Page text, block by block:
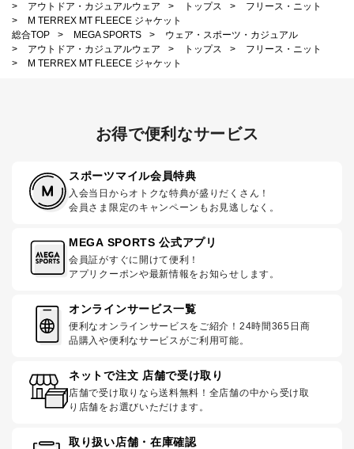
>
アウトドア・カジュアルウェア > トップス >
フリース・ニット
>
M TERREX MT FLEECE ジャケット
総合TOP
> MEGA SPORTS >
ウェア・スポーツ・カジュアル
>
アウトドア・カジュアルウェア > トップス >
フリース・ニット
>
M TERREX MT FLEECE ジャケット
お得で便利なサービス
スポーツマイル会員特典
入会当日からオトクな特典が盛りだくさん！
会員さま限定のキャンペーンもお見逃しなく。
MEGA SPORTS 公式アプリ
会員証がすぐに開けて便利！
アプリクーポンや最新情報をお知らせします。
オンラインサービス一覧
便利なオンラインサービスをご紹介！24時間365日商
品購入や便利なサービスがご利用可能。
ネットで注文 店舗で受け取り
店舗で受け取りなら送料無料！全店舗の中から受け取
り店舗をお選びいただけます。
取り扱い店舗・在庫確認